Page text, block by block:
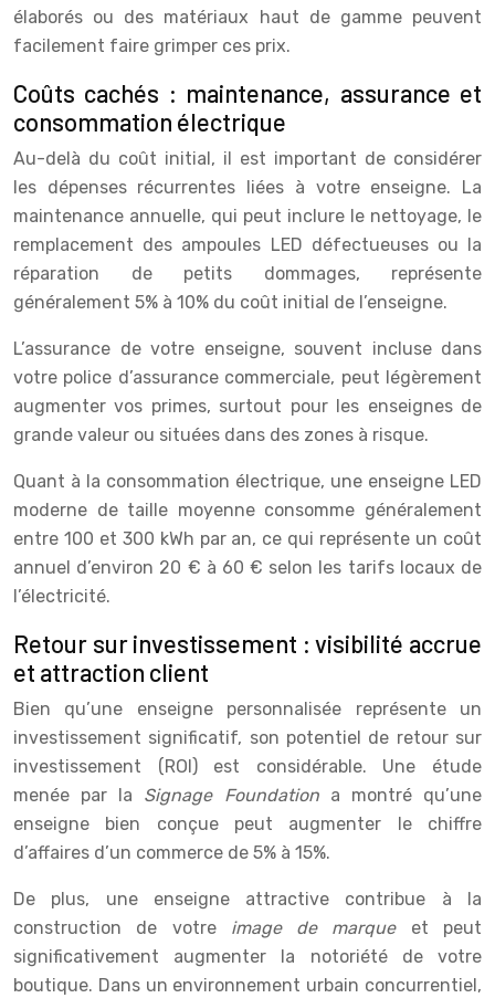
élaborés ou des matériaux haut de gamme peuvent
facilement faire grimper ces prix.
Coûts cachés : maintenance, assurance et
consommation électrique
Au-delà du coût initial, il est important de considérer
les dépenses récurrentes liées à votre enseigne. La
maintenance annuelle, qui peut inclure le nettoyage, le
remplacement des ampoules LED défectueuses ou la
réparation de petits dommages, représente
généralement 5% à 10% du coût initial de l’enseigne.
L’assurance de votre enseigne, souvent incluse dans
votre police d’assurance commerciale, peut légèrement
augmenter vos primes, surtout pour les enseignes de
grande valeur ou situées dans des zones à risque.
Quant à la consommation électrique, une enseigne LED
moderne de taille moyenne consomme généralement
entre 100 et 300 kWh par an, ce qui représente un coût
annuel d’environ 20 € à 60 € selon les tarifs locaux de
l’électricité.
Retour sur investissement : visibilité accrue
et attraction client
Bien qu’une enseigne personnalisée représente un
investissement significatif, son potentiel de retour sur
investissement (ROI) est considérable. Une étude
menée par la Signage Foundation a montré qu’une
enseigne bien conçue peut augmenter le chiffre
d’affaires d’un commerce de 5% à 15%.
De plus, une enseigne attractive contribue à la
construction de votre image de marque et peut
significativement augmenter la notoriété de votre
boutique. Dans un environnement urbain concurrentiel,